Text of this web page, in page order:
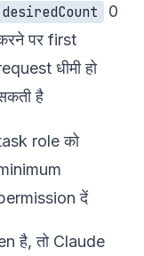
desiredCount
0
पर first
धीमी हो
है
role को
दें
है, तो Claude